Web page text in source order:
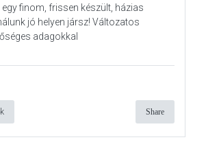
egy finom, frissen készült, házias
jó helyen jársz! Változatos
adagokkal
Share